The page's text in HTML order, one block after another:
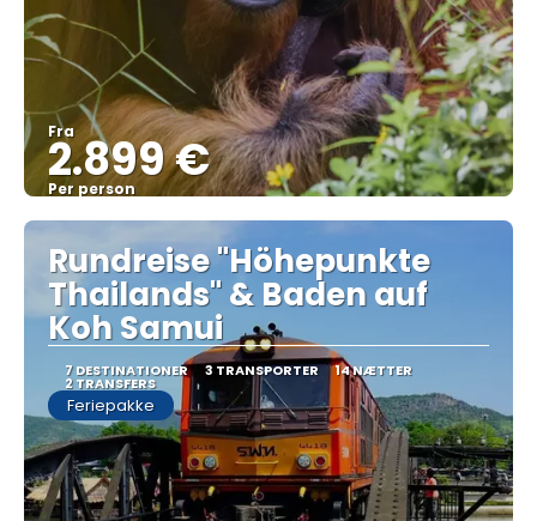
Fra
2.899 €
Per person
Se
Rundreise "Höhepunkte
Thailands" & Baden auf
Koh Samui
7 DESTINATIONER 3 TRANSPORTER 14 NÆTTER
2 TRANSFERS
Feriepakke